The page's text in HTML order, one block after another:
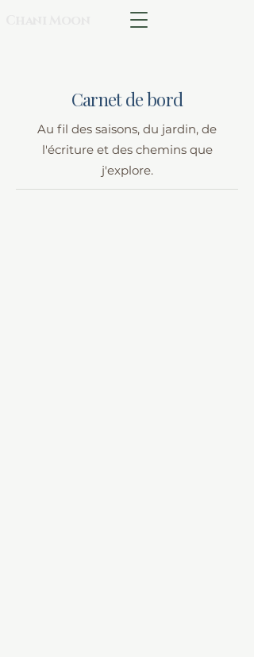
Carnet de bord
Au fil des saisons, du jardin, de
l'écriture et des chemins que
j'explore.